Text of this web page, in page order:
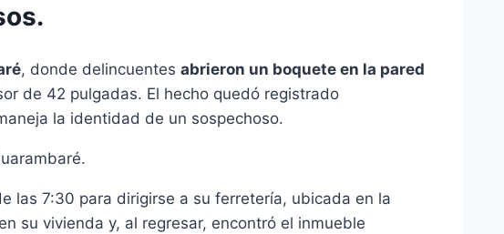
, donde delincuentes abrieron un boquete en la pared
de 42 pulgadas. El hecho quedó registrado
la identidad de un sospechoso.
las 7:30 para dirigirse a su ferretería, ubicada en la
su vivienda y, al regresar, encontró el inmueble